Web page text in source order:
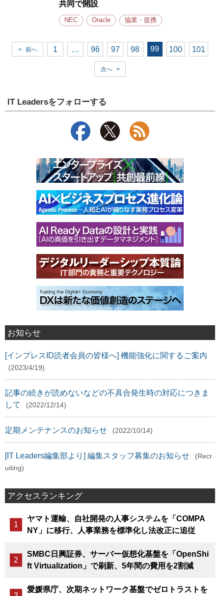
共同で開設
NEC Oracle 協業・提携
< 前へ 1 … 96 97 98 99 100 101
次へ >
IT Leadersをフォローする
お知らせ
[インプレスID読者会員の皆様へ] 機能強化に関するご案内
(2023/4/19)
記事の続きが読めないなどの不具合発生時の対応につきま
して
(2022/12/14)
定期メンテナンスのお知らせ (2022/10/14)
[IT Leaders編集部より] 編集スタッフ募集のお知らせ
(Recr
uiting)
アクセスランキング
ヤマト運輸、自社開発の人事システムを「COMPA
NY」に移行、人事業務を標準化し法改正に追従
SMBC日興証券、サーバー仮想化基盤を「OpenShi
ft Virtualization」で刷新、5年間の費用を2割減
愛媛県庁、次期ネットワーク基盤でゼロトラストを